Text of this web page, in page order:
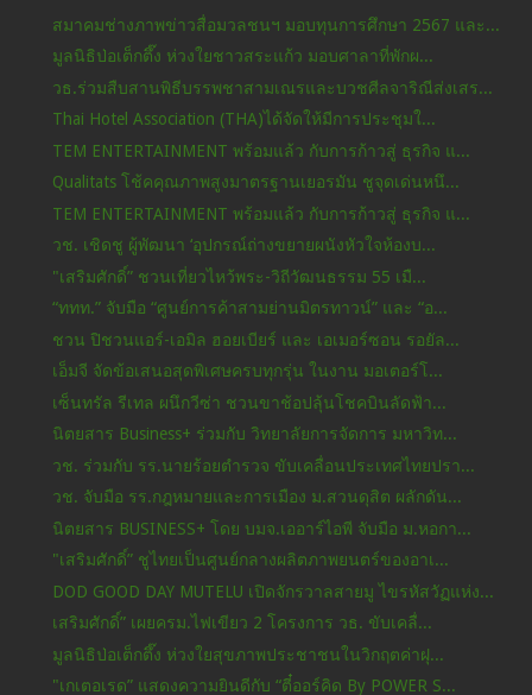
สมาคมช่างภาพข่าวสื่อมวลชนฯ มอบทุนการศึกษา 2567 และ...
มูลนิธิป่อเต็กตึ๊ง ห่วงใยชาวสระแก้ว มอบศาลาที่พักผ...
วธ.ร่วมสืบสานพิธีบรรพชาสามเณรและบวชศีลจาริณีส่งเสร...
Thai Hotel Association (THA)ได้จัดให้มีการประชุมใ...
TEM ENTERTAINMENT พร้อมแล้ว กับการก้าวสู่ ธุรกิจ แ...
Qualitats โช้คคุณภาพสูงมาตรฐานเยอรมัน ชูจุดเด่นหนึ...
TEM ENTERTAINMENT พร้อมแล้ว กับการก้าวสู่ ธุรกิจ แ...
วช. เชิดชู ผู้พัฒนา ‘อุปกรณ์ถ่างขยายผนังหัวใจห้องบ...
"เสริมศักดิ์” ชวนเที่ยวไหว้พระ-วิถีวัฒนธรรม 55 เมื...
“ททท.” จับมือ “ศูนย์การค้าสามย่านมิตรทาวน์” และ “อ...
ชวน ปิชวนแอร์-เอมิล ฮอยเบียร์ และ เอเมอร์ซอน รอยัล...
เอ็มจี จัดข้อเสนอสุดพิเศษครบทุกรุ่น ในงาน มอเตอร์โ...
เซ็นทรัล รีเทล ผนึกวีซ่า ชวนขาช้อปลุ้นโชคบินลัดฟ้า...
นิตยสาร Business+ ร่วมกับ วิทยาลัยการจัดการ มหาวิท...
วช. ร่วมกับ รร.นายร้อยตำรวจ ขับเคลื่อนประเทศไทยปรา...
วช. จับมือ รร.กฎหมายและการเมือง ม.สวนดุสิต ผลักดัน...
นิตยสาร BUSINESS+ โดย บมจ.เออาร์ไอพี จับมือ ม.หอกา...
"เสริมศักดิ์” ชูไทยเป็นศูนย์กลางผลิตภาพยนตร์ของอาเ...
DOD GOOD DAY MUTELU เปิดจักรวาลสายมู ไขรหัสวัฏแห่ง...
เสริมศักดิ์” เผยครม.ไฟเขียว 2 โครงการ วธ. ขับเคลื่...
มูลนิธิป่อเต็กตึ๊ง ห่วงใยสุขภาพประชาชนในวิกฤตค่าฝุ...
"เกเตอเรด” แสดงความยินดีกับ “ตี๋ออร์คิด By POWER S...